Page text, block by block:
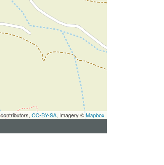
CC-BY-SA, Imagery ©Mapbox